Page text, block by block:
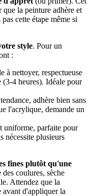
la peinture adhère et
cette étape même si
style. Pour un
:
à nettoyer, respectueuse
(3-4 heures). Idéale pour
adhère bien sans
l'acrylique, demande un
uniforme, parfaite pour
nécessite plusieurs
fines plutôt qu'une
des coulures, sèche
Attendez que la
avant d'appliquer la